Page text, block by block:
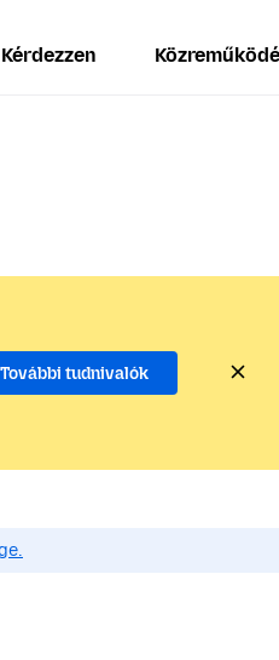
Kérdezzen
További tudnivalók